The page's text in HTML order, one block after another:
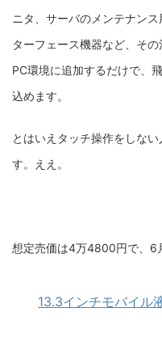
ニタ、サーバのメンテナン
ターフェース機器など、そ
PC環境に追加するだけで、
込めます。
とはいえタッチ操作をしな
す。ええ。
想定売価は4万4800円で、6
13.3インチモバイル